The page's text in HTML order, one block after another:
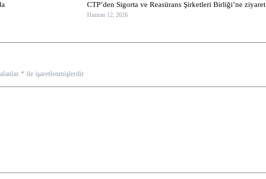
CTP’den Sigorta ve Reasürans Şirketleri Birliği’ne ziyaret
Haziran 12, 2026
* ile işaretlenmişlerdir